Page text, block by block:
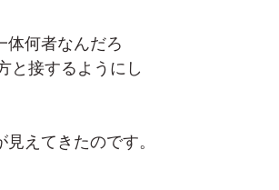
体何者なんだろ
と接するようにし
えてきたのです。